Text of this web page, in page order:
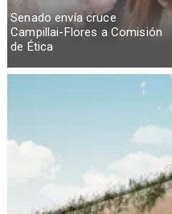
Senado envía cruce
Campillai-Flores a Comisión
de Ética